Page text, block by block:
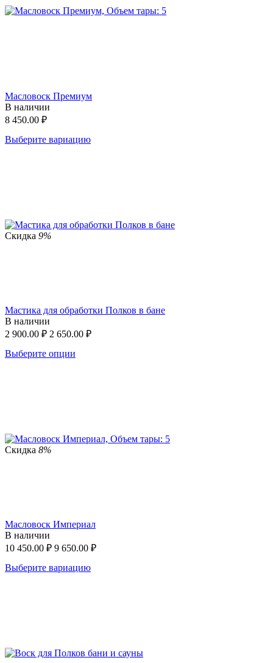
Масловоск Премиум
В наличии
8 450.00 ₽
Выберите вариацию
Скидка 9%
Мастика для обработки Полков в бане
В наличии
2 900.00 ₽ 2 650.00 ₽
Выберите опции
Скидка 8%
Масловоск Империал
В наличии
10 450.00 ₽ 9 650.00 ₽
Выберите вариацию